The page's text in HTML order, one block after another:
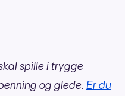
spille i trygge
og glede. Er du